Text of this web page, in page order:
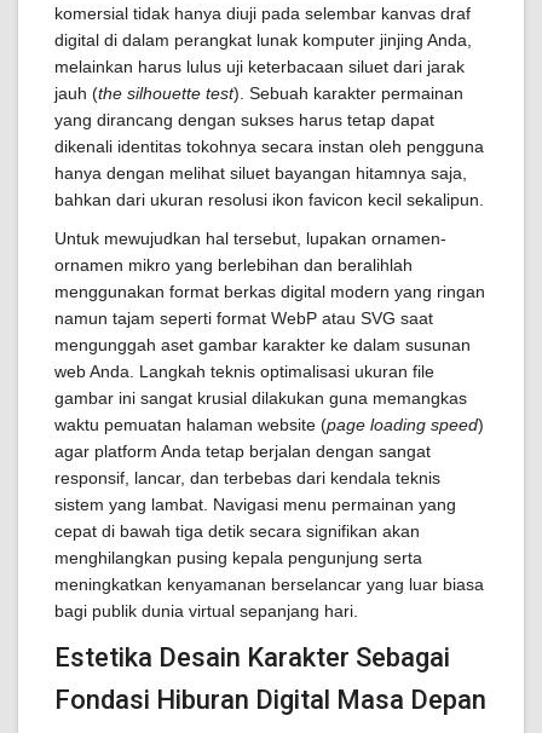
komersial tidak hanya diuji pada selembar kanvas draf
digital di dalam perangkat lunak komputer jinjing Anda,
melainkan harus lulus uji keterbacaan siluet dari jarak
jauh (the silhouette test). Sebuah karakter permainan
yang dirancang dengan sukses harus tetap dapat
dikenali identitas tokohnya secara instan oleh pengguna
hanya dengan melihat siluet bayangan hitamnya saja,
bahkan dari ukuran resolusi ikon favicon kecil sekalipun.
Untuk mewujudkan hal tersebut, lupakan ornamen-
ornamen mikro yang berlebihan dan beralihlah
menggunakan format berkas digital modern yang ringan
namun tajam seperti format WebP atau SVG saat
mengunggah aset gambar karakter ke dalam susunan
web Anda. Langkah teknis optimalisasi ukuran file
gambar ini sangat krusial dilakukan guna memangkas
waktu pemuatan halaman website (page loading speed)
agar platform Anda tetap berjalan dengan sangat
responsif, lancar, dan terbebas dari kendala teknis
sistem yang lambat. Navigasi menu permainan yang
cepat di bawah tiga detik secara signifikan akan
menghilangkan pusing kepala pengunjung serta
meningkatkan kenyamanan berselancar yang luar biasa
bagi publik dunia virtual sepanjang hari.
Estetika Desain Karakter Sebagai
Fondasi Hiburan Digital Masa Depan